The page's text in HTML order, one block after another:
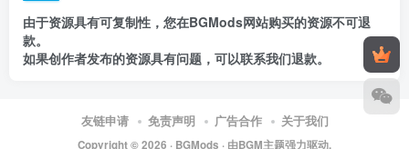
由于资源具有可复制性， 您在BGMods网站购买的资源不可退
款。
如果创作者发布的资源具有问题 ， 可以联系我们退款。
友链申请 免责声明 广告合作 关于我们
Copyright © 2026 · BGMods · 由BGM主题强力驱动.